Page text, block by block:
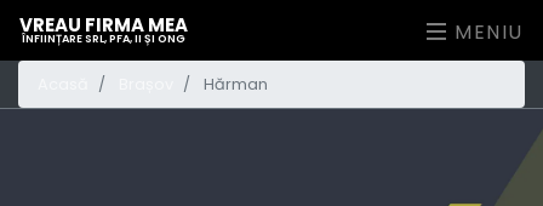
VREAU FIRMA MEA
ÎNFIINȚARE SRL, PFA, II ȘI ONG MENIU
Hărman